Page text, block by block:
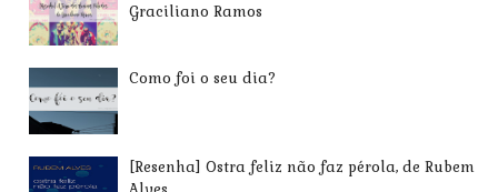
Graciliano Ramos
Como foi o seu dia?
[Resenha] Ostra feliz não faz pérola, de Rubem